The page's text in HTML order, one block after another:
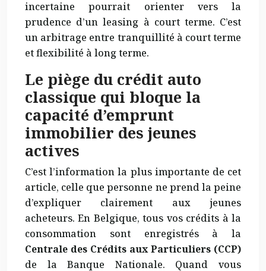
incertaine pourrait orienter vers la
prudence d’un leasing à court terme. C’est
un arbitrage entre tranquillité à court terme
et flexibilité à long terme.
Le piège du crédit auto
classique qui bloque la
capacité d’emprunt
immobilier des jeunes
actives
C’est l’information la plus importante de cet
article, celle que personne ne prend la peine
d’expliquer clairement aux jeunes
acheteurs. En Belgique, tous vos crédits à la
consommation sont enregistrés à la
Centrale des Crédits aux Particuliers (CCP)
de la Banque Nationale. Quand vous